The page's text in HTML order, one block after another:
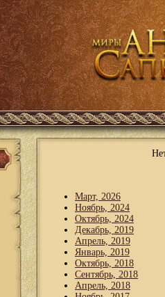
Март, 2026
Ноябрь, 2024
Октябрь, 2024
Декабрь, 2019
Апрель, 2019
Январь, 2019
Октябрь, 2018
Сентябрь, 2018
Апрель, 2018